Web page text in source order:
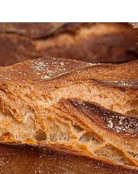
également cher à mon cœur en